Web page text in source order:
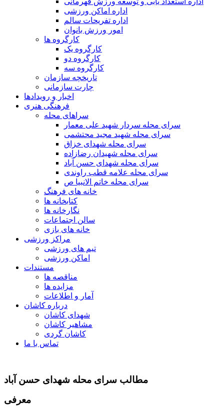
اداره اماکن ورزشی
اداره تفریحات سالم
امور ورزش بانوان
کارگروه ها
کارگروه یک
کارگروه دو
کارگروه سه
تاریخچه سازمان
چارت سازمانی
اخبار و رویدادها
فرهنگی هنری
سراهای محله
سرای محله سردار شهید علی معمار
سرای محله شهید مجید محتشمی
سرای محله شهدای خزاق
سرای محله شهیدان رضازاده
سرای محله شهدای حسن آباد
سرای محله علامه قطب راوندی
سرای محله خاتم الانبیا ص
خانه های فرهنگ
کتابخانه ها
نگارخانه ها
سالن اجتماعات
خانه های بازی
مراکز ورزشی
تیم های ورزشی
اماکن ورزشی
مستندات
مناقصه ها
مزایده ها
آمار و اطلاعات
درباره کاشان
شهدای کاشان
مشاهیر کاشان
کاشان گردی
تماس با ما
مطالب سرای محله شهدای حسن آباد
معرفی